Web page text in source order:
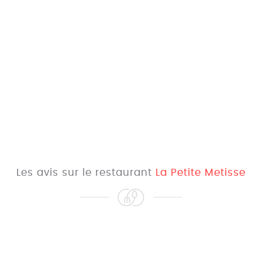
Les avis sur le restaurant La Petite Metisse